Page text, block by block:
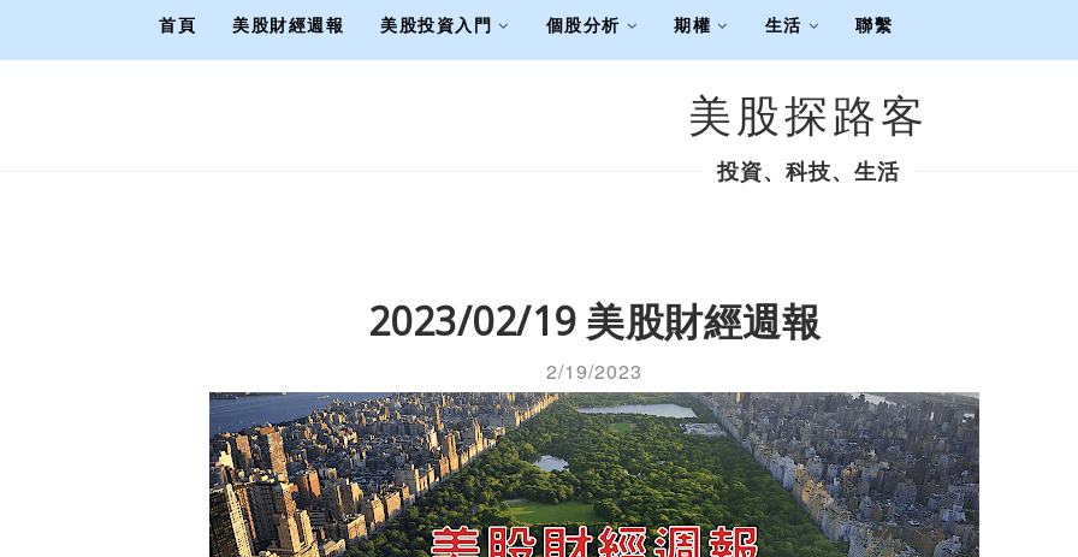
美股探路客
首頁 美股財經週報 美股投資入門 個股分析 期權 生活 聯繫
投資、科技、生活
2023/02/19 美股財經週報
2/19/2023